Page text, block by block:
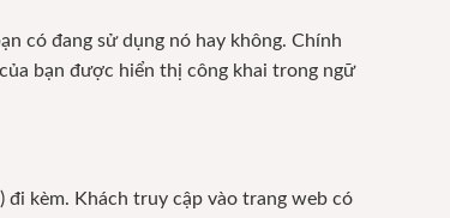
có đang sử dụng nó hay không. Chính
bạn được hiển thị công khai trong ngữ
đi kèm. Khách truy cập vào trang web có